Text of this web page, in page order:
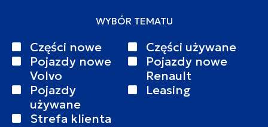
WYBÓR TEMATU
Części nowe
Części używane
Pojazdy nowe
Volvo
Pojazdy nowe
Renault
Pojazdy
używane
Leasing
Strefa klienta